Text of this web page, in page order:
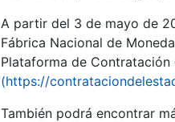
Erakutsi/Ezkutatu
Erakutsi/Ezkutatu
A partir del 3 de mayo de
Fábrica Nacional de
Plataforma de
(https://
También podrá encontrar